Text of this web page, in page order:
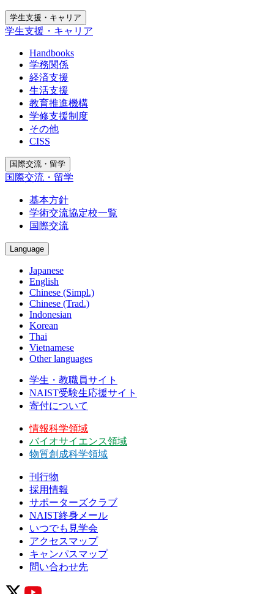
学生支援・キャリア
学生支援・キャリア
Handbooks
学務関係
経済支援
生活支援
教育推進機構
学修支援制度
その他
CISS
国際交流・留学
国際交流・留学
基本方針
学術交流協定校一覧
国際交流
Language
Japanese
English
Chinese (Simpl.)
Chinese (Trad.)
Indonesian
Korean
Thai
Vietnamese
Other languages
学生・教職員サイト
NAIST受験生応援サイト
寄付について
情報科学領域
バイオサイエンス領域
物質創成科学領域
刊行物
採用情報
サポーターズクラブ
NAIST終身メール
いつでも見学会
アクセスマップ
キャンパスマップ
問い合わせ先